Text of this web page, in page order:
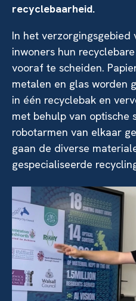
recyclebaarheid.
In het verzorgingsgebied
inwoners hun
vooraf te scheiden.
metalen en glas worden
in één recyclebak en
met behulp van optische
robotarmen van elkaar
gaan de diverse
gespecialiseerde